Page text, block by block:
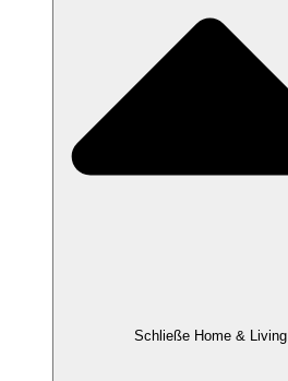
Schließe Home & Living